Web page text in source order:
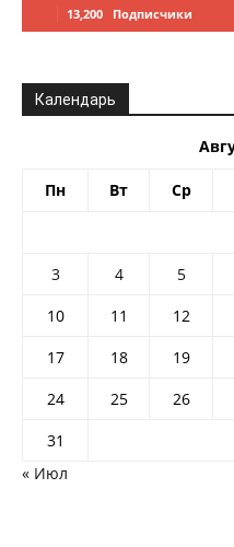
13,200 Подписчики
Календарь
Пн Вт Ср
3
4 5
10
11 12
17
18 19
24
25 26
31
« Июл